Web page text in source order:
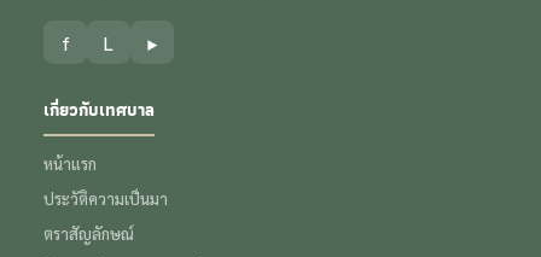
f L ▶
เกี่ยวกับเทศบาล
หน้าแรก
ประวัติความเป็นมา
ตราสัญลักษณ์